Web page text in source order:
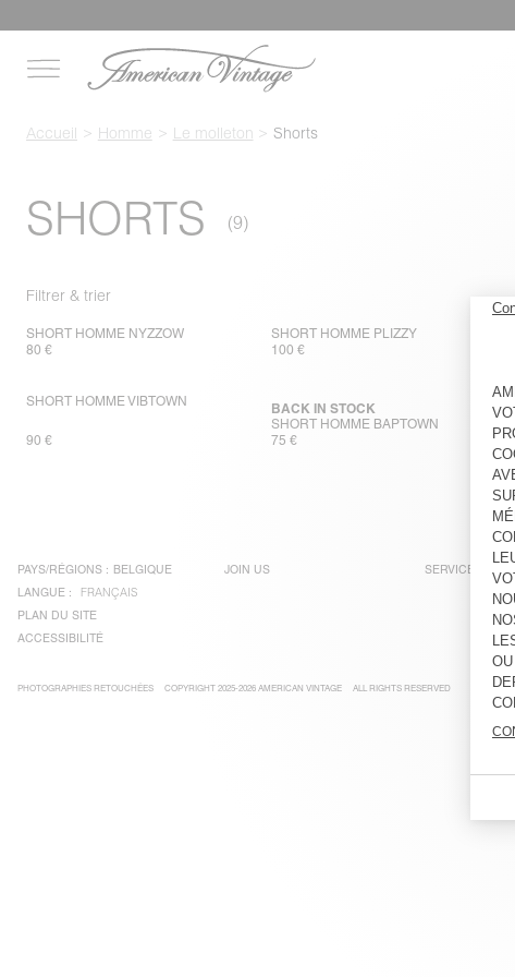
Accueil Homme Le molleton Shorts
SHORTS
Filtrer & trier
SHORT HOMME NYZZOW
80 €
SHORT HOMME PLIZZY
100 €
SHORT HOMME VIBTOWN
90 €
SHORT HOMME BAPTOWN
BACK IN STOCK
75 €
PAYS/RÉGIONS : BELGIQUE
LANGUE :
FRANÇAIS
PLAN DU SITE
ACCESSIBILITÉ
JOIN US SERVICE CLIENT
PHOTOGRAPHIES RETOUCHÉES COPYRIGHT 2025-2026 AMERICAN VINTAGE ALL RIGHTS RESERVED